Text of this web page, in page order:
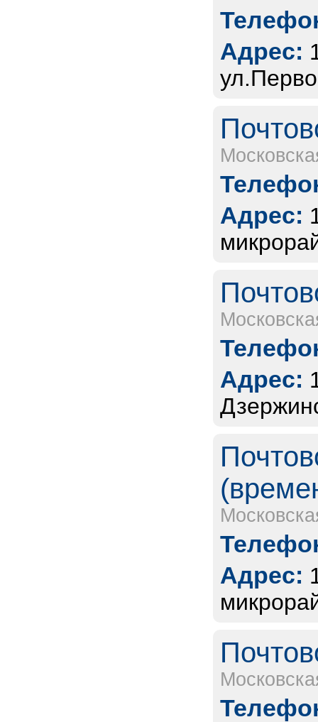
Адрес:
Адрес:
Адрес:
Адрес: